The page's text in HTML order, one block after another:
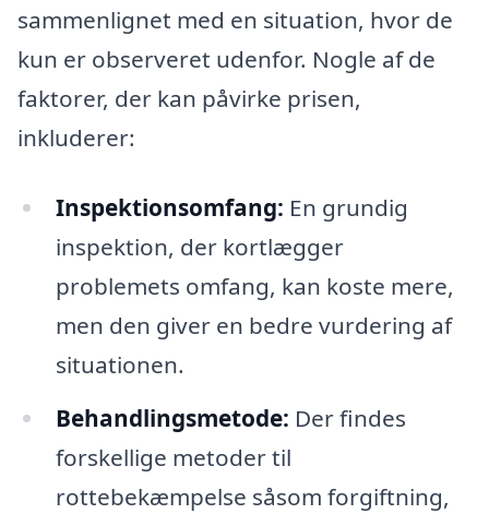
sammenlignet med en situation, hvor de
kun er observeret udenfor. Nogle af de
faktorer, der kan påvirke prisen,
inkluderer:
Inspektionsomfang: En grundig
inspektion, der kortlægger
problemets omfang, kan koste mere,
men den giver en bedre vurdering af
situationen.
Behandlingsmetode: Der findes
forskellige metoder til
rottebekæmpelse såsom forgiftning,